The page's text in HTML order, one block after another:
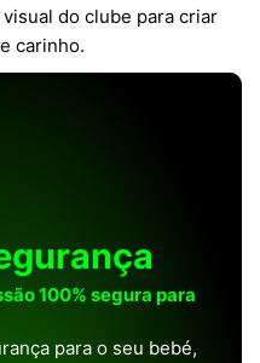
do clube para criar
carinho.
100% segura para
para o seu bebé,